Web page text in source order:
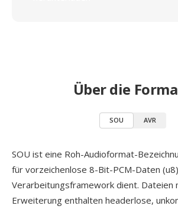
Über die
SOU AVR
SOU ist eine Roh-Audioformat-
für vorzeichenlose 8-Bit-PCM-Daten
Verarbeitungsframework dient. Dateien
Erweiterung enthalten headerlose,